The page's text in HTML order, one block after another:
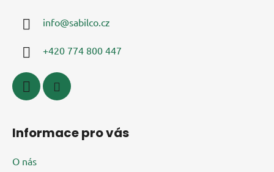
info@sabilco.cz
+420 774 800 447
Informace pro vás
O nás